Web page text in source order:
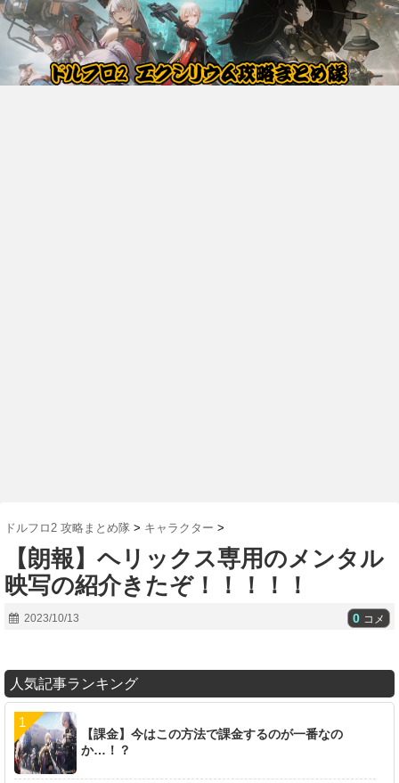
ドルフロ2 攻略まとめ隊 > キャラクター >
【朗報】ヘリックス専用のメンタル
映写の紹介きたぞ！！！！！
2023/10/13 0 コメ
人気記事ランキング
【課金】今はこの方法で課金するのが一番なの
か…！？